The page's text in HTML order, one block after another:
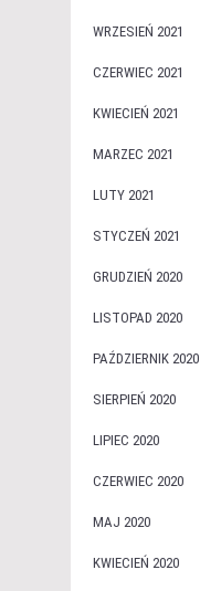
WRZESIEŃ 2021
CZERWIEC 2021
KWIECIEŃ 2021
MARZEC 2021
LUTY 2021
STYCZEŃ 2021
GRUDZIEŃ 2020
LISTOPAD 2020
PAŹDZIERNIK 2020
SIERPIEŃ 2020
LIPIEC 2020
CZERWIEC 2020
MAJ 2020
KWIECIEŃ 2020